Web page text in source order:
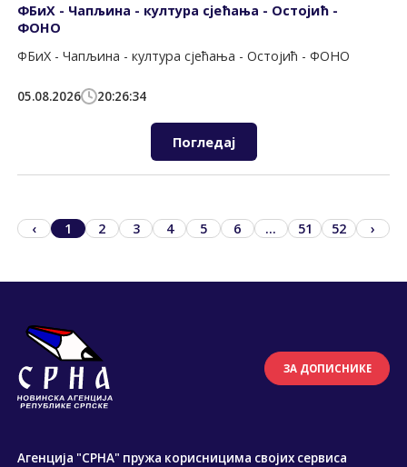
ФБиХ - Чапљина - култура сјећања - Остојић -
ФОНО
ФБиХ - Чапљина - култура сјећања - Остојић - ФОНО
05.08.2026 20:26:34
Погледај
‹ 1 2 3 4 5 6 ... 51 52 ›
ЗА ДОПИСНИКЕ
Агенција "СРНА" пружа корисницима својих сервиса